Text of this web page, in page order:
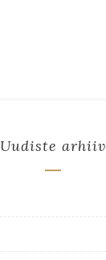
Uudiste arhiiv